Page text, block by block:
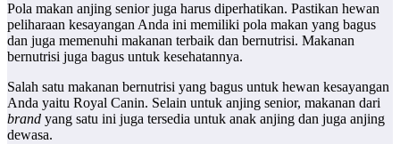
Pola makan anjing senior juga harus diperhatikan. Pastikan hewan
peliharaan kesayangan Anda ini memiliki pola makan yang bagus
dan juga memenuhi makanan terbaik dan bernutrisi. Makanan
bernutrisi juga bagus untuk kesehatannya.
Salah satu makanan bernutrisi yang bagus untuk hewan kesayangan
Anda yaitu Royal Canin. Selain untuk anjing senior, makanan dari
brand yang satu ini juga tersedia untuk anak anjing dan juga anjing
dewasa.